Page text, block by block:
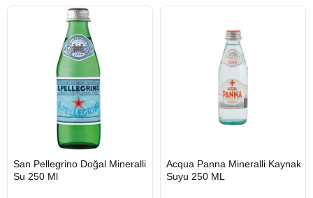
San Pellegrino Doğal Mineralli
Su 250 Ml
Acqua Panna Mineralli Kaynak
Suyu 250 ML